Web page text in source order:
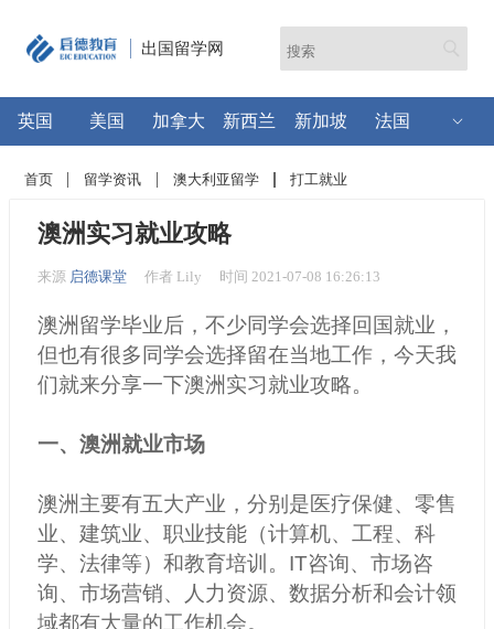
出国留学网
英国 美国 加拿大 新西兰 新加坡 法国
首页 留学资讯 澳大利亚留学 打工就业
澳洲实习就业攻略
来源 启德课堂 作者 Lily 时间 2021-07-08 16:26:13
澳洲留学毕业后，不少同学会选择回国就业，
但也有很多同学会选择留在当地工作，今天我
们就来分享一下澳洲实习就业攻略。
一、澳洲就业市场
澳洲主要有五大产业，分别是医疗保健、零售
业、建筑业、职业技能（计算机、工程、科
学、法律等）和教育培训。IT咨询、市场咨
询、市场营销、人力资源、数据分析和会计领
域都有大量的工作机会。